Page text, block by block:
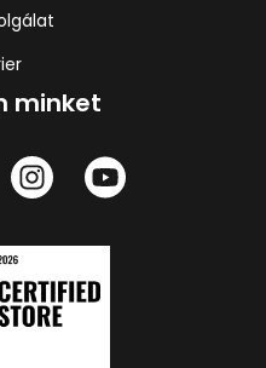
minket